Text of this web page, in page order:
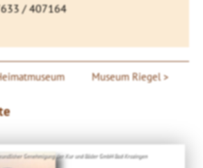
/ 407164
Museum Riegel
Genehmigung der Kur und Bäder GmbH Bad Krozingen